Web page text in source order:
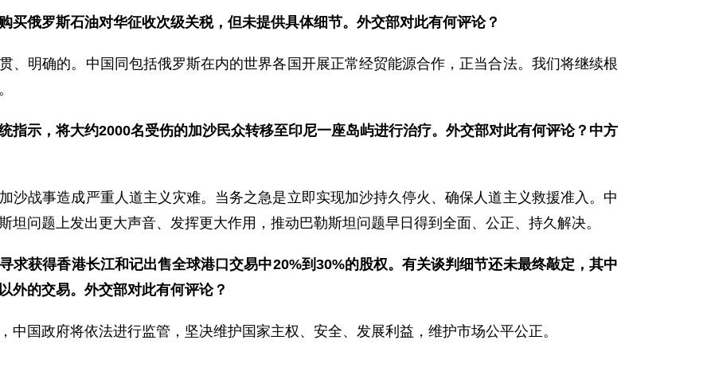
买俄罗斯石油对华征收次级关税，但未提供具体细节。外交部对此有何评论？
、明确的。中国同包括俄罗斯在内的世界各国开展正常经贸能源合作，正当合法。我们将继续根
指示，将大约2000名受伤的加沙民众转移至印尼一座岛屿进行治疗。外交部对此有何评论？中方
沙战事造成严重人道主义灾难。当务之急是立即实现加沙持久停火、确保人道主义救援准入。中
坦问题上发出更大声音、发挥更大作用，推动巴勒斯坦问题早日得到全面、公正、持久解决。
求获得香港长江和记出售全球港口交易中20%到30%的股权。有关谈判细节还未最终敲定，其中
外的交易。外交部对此有何评论？
中国政府将依法进行监管，坚决维护国家主权、安全、发展利益，维护市场公平公正。